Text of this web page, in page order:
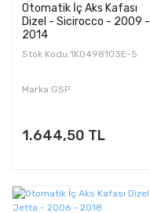
Otomatik İç Aks Kafası
Dizel - Sicirocco - 2009 -
2014
Stok Kodu:1K0498103E-5
Marka:GSP
1.644,50 TL